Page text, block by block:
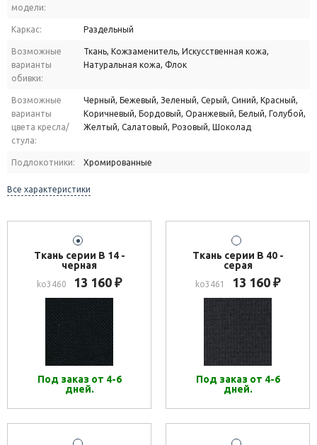
модели:
Каркас: Раздельный
Возможные
варианты
обивки:
Ткань, Кожзаменитель, Искусственная кожа,
Натуральная кожа, Флок
Возможные
варианты
цвета кресла/
стула:
Черный, Бежевый, Зеленый, Серый, Синий, Красный,
Коричневый, Бордовый, Оранжевый, Белый, Голубой,
Желтый, Салатовый, Розовый, Шоколад
Подлокотники: Хромированные
Все характеристики
Ткань серии В 14 -
черная
ko3460 13 160 ₽
Под заказ от 4-6
дней.
Ткань серии В 40 -
серая
ko3461 13 160 ₽
Под заказ от 4-6
дней.